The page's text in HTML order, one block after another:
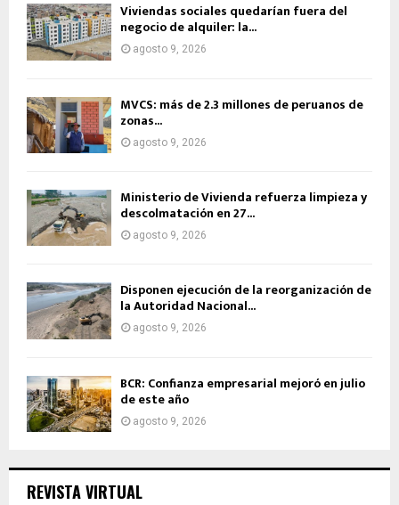
Viviendas sociales quedarían fuera del
negocio de alquiler: la...
agosto 9, 2026
MVCS: más de 2.3 millones de peruanos de
zonas...
agosto 9, 2026
Ministerio de Vivienda refuerza limpieza y
descolmatación en 27...
agosto 9, 2026
Disponen ejecución de la reorganización de
la Autoridad Nacional...
agosto 9, 2026
BCR: Confianza empresarial mejoró en julio
de este año
agosto 9, 2026
REVISTA VIRTUAL